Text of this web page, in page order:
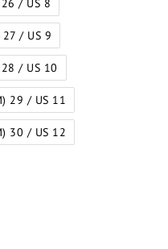
26 / US 8
27 / US 9
28 / US 10
29 / US 11
30 / US 12